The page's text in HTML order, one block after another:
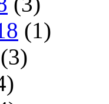
(1)
(3)